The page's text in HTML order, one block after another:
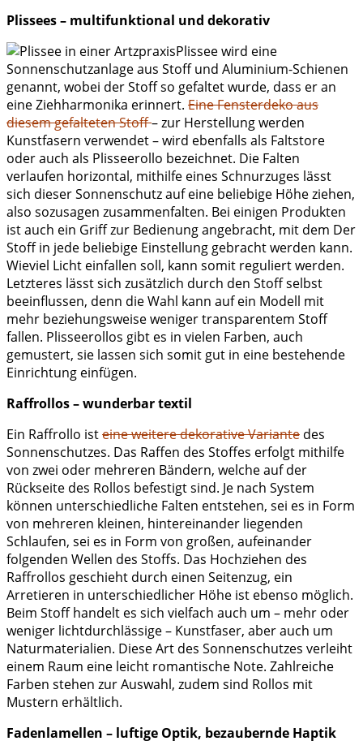
Plissees – multifunktional und dekorativ
Plissee wird eine
Sonnenschutzanlage aus Stoff und Aluminium-Schienen
genannt, wobei der Stoff so gefaltet wurde, dass er an
eine Ziehharmonika erinnert. Eine Fensterdeko aus
diesem gefalteten Stoff– zur Herstellung werden
Kunstfasern verwendet – wird ebenfalls als Faltstore
oder auch als Plisseerollo bezeichnet. Die Falten
verlaufen horizontal, mithilfe eines Schnurzuges lässt
sich dieser Sonnenschutz auf eine beliebige Höhe ziehen,
also sozusagen zusammenfalten. Bei einigen Produkten
ist auch ein Griff zur Bedienung angebracht, mit dem Der
Stoff in jede beliebige Einstellung gebracht werden kann.
Wieviel Licht einfallen soll, kann somit reguliert werden.
Letzteres lässt sich zusätzlich durch den Stoff selbst
beeinflussen, denn die Wahl kann auf ein Modell mit
mehr beziehungsweise weniger transparentem Stoff
fallen. Plisseerollos gibt es in vielen Farben, auch
gemustert, sie lassen sich somit gut in eine bestehende
Einrichtung einfügen.
Raffrollos – wunderbar textil
Ein Raffrollo isteine weitere dekorative Variante des
Sonnenschutzes. Das Raffen des Stoffes erfolgt mithilfe
von zwei oder mehreren Bändern, welche auf der
Rückseite des Rollos befestigt sind. Je nach System
können unterschiedliche Falten entstehen, sei es in Form
von mehreren kleinen, hintereinander liegenden
Schlaufen, sei es in Form von großen, aufeinander
folgenden Wellen des Stoffs. Das Hochziehen des
Raffrollos geschieht durch einen Seitenzug, ein
Arretieren in unterschiedlicher Höhe ist ebenso möglich.
Beim Stoff handelt es sich vielfach auch um – mehr oder
weniger lichtdurchlässige – Kunstfaser, aber auch um
Naturmaterialien. Diese Art des Sonnenschutzes verleiht
einem Raum eine leicht romantische Note. Zahlreiche
Farben stehen zur Auswahl, zudem sind Rollos mit
Mustern erhältlich.
Fadenlamellen – luftige Optik, bezaubernde Haptik